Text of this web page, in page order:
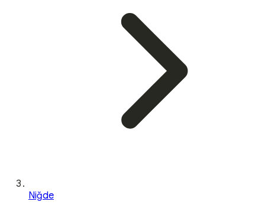
Niğde